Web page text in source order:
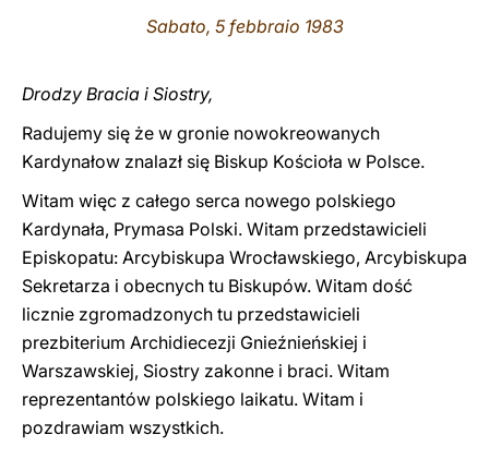
Sabato, 5 febbraio 1983
Drodzy Bracia i Siostry,
Radujemy się że w gronie nowokreowanych
Kardynałow znalazł się Biskup Kościoła w Polsce.
Witam więc z całego serca nowego polskiego
Kardynała, Prymasa Polski. Witam przedstawicieli
Episkopatu: Arcybiskupa Wrocławskiego, Arcybiskupa
Sekretarza i obecnych tu Biskupów. Witam dość
licznie zgromadzonych tu przedstawicieli
prezbiterium Archidiecezji Gnieźnieńskiej i
Warszawskiej, Siostry zakonne i braci. Witam
reprezentantów polskiego laikatu. Witam i
pozdrawiam wszystkich.